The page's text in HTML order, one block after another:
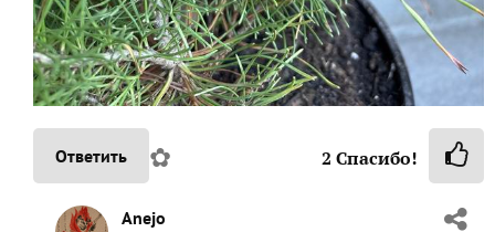
Ответить ✿ 2 Спасибо!
Anejo